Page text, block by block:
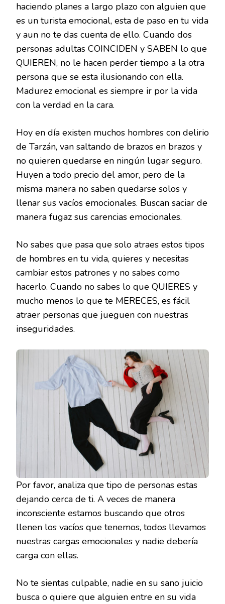
haciendo planes a largo plazo con alguien que
es un turista emocional, esta de paso en tu vida
y aun no te das cuenta de ello. Cuando dos
personas adultas COINCIDEN y SABEN lo que
QUIEREN, no le hacen perder tiempo a la otra
persona que se esta ilusionando con ella.
Madurez emocional es siempre ir por la vida
con la verdad en la cara.
Hoy en día existen muchos hombres con delirio
de Tarzán, van saltando de brazos en brazos y
no quieren quedarse en ningún lugar seguro.
Huyen a todo precio del amor, pero de la
misma manera no saben quedarse solos y
llenar sus vacíos emocionales. Buscan saciar de
manera fugaz sus carencias emocionales.
No sabes que pasa que solo atraes estos tipos
de hombres en tu vida, quieres y necesitas
cambiar estos patrones y no sabes como
hacerlo. Cuando no sabes lo que QUIERES y
mucho menos lo que te MERECES, es fácil
atraer personas que jueguen con nuestras
inseguridades.
Por favor, analiza que tipo de personas estas
dejando cerca de ti. A veces de manera
inconsciente estamos buscando que otros
llenen los vacíos que tenemos, todos llevamos
nuestras cargas emocionales y nadie debería
carga con ellas.
No te sientas culpable, nadie en su sano juicio
busca o quiere que alguien entre en su vida